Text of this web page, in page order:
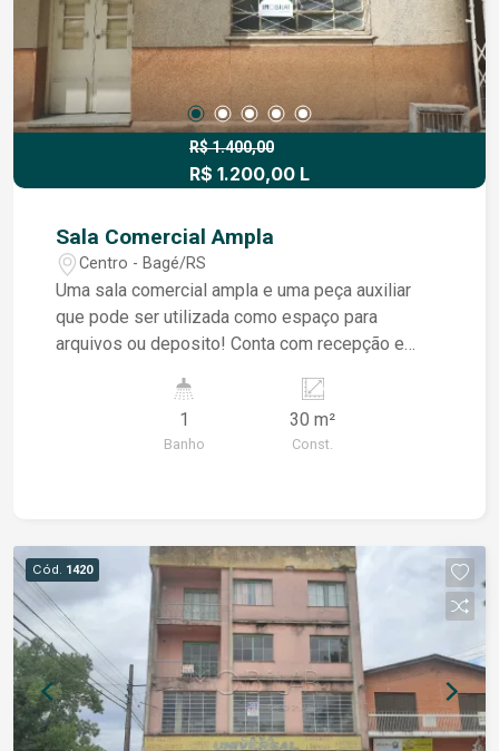
R$ 1.400,00
R$ 1.200,00 L
Sala Comercial Ampla
Centro - Bagé/RS
Uma sala comercial ampla e uma peça auxiliar
que pode ser utilizada como espaço para
arquivos ou deposito! Conta com recepção e
Privacidade e Funcionalidade, a divisão entre o
banheiro e a recepção pode proporcionar maior
privacidade tanto para clientes quanto para
internas. Localização Central: Estar localizado
centralmente pode aumentar a visibilidade e
acessibilidade do seu negócio, facilitando o
acesso para clientes e melhorando a
conveniência para funcionários e parceiros.
1
Banho
30 m²
Const.
Cód. 1420